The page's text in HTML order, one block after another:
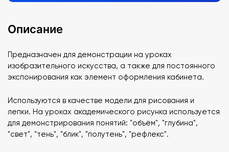
Описание
Предназначен для демонстрации на уроках
изобразительного искусства, а также для постоянного
экспонирования как элемент оформления кабинета.
Используются в качестве модели для рисования и
лепки. На уроках академического рисунка используется
для демонстрирования понятий: "объём", "глубина",
"свет", "тень", "блик", "полутень", "рефлекс".